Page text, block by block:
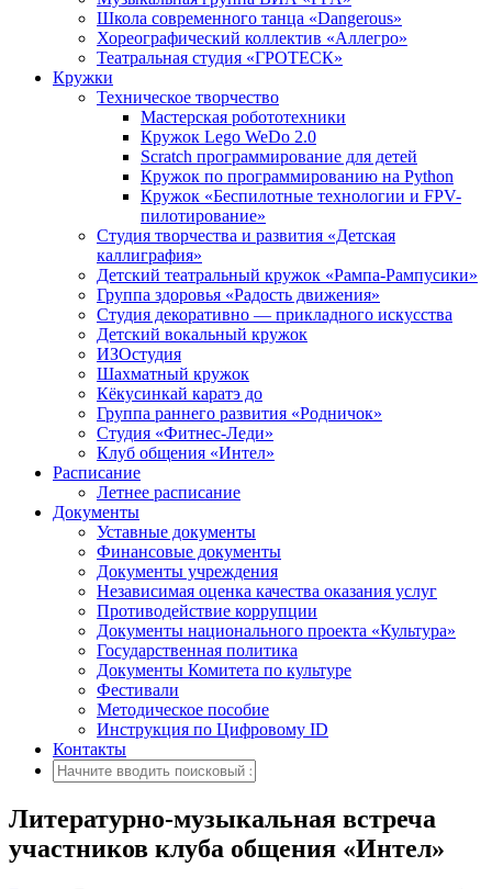
Школа современного танца «Dangerous»
Хореографический коллектив «Аллегро»
Театральная студия «ГРОТЕСК»
Кружки
Техническое творчество
Мастерская робототехники
Кружок Lego WeDo 2.0
Scratch программирование для детей
Кружок по программированию на Python
Кружок «Беспилотные технологии и FPV-
пилотирование»
Студия творчества и развития «Детская
каллиграфия»
Детский театральный кружок «Рампа-Рампусики»
Группа здоровья «Радость движения»
Студия декоративно — прикладного искусства
Детский вокальный кружок
ИЗОстудия
Шахматный кружок
Кёкусинкай каратэ до
Группа раннего развития «Родничок»
Cтудия «Фитнес-Леди»
Клуб общения «Интел»
Расписание
Летнее расписание
Документы
Уставные документы
Финансовые документы
Документы учреждения
Независимая оценка качества оказания услуг
Противодействие коррупции
Документы национального проекта «Культура»
Государственная политика
Документы Комитета по культуре
Фестивали
Методическое пособие
Инструкция по Цифровому ID
Контакты
Литературно-музыкальная встреча
участников клуба общения «Интел»